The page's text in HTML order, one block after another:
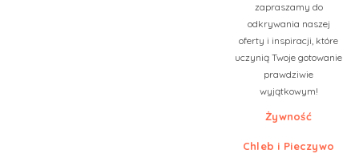
zapraszamy do
odkrywania naszej
oferty i inspiracji, które
uczynią Twoje gotowanie
prawdziwie
wyjątkowym!
Żywność
Chleb i Pieczywo